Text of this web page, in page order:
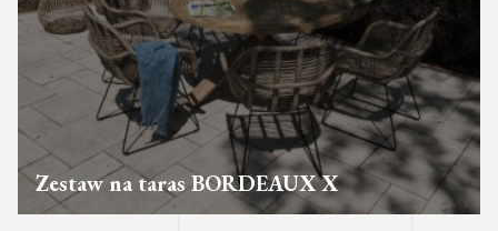
Zestaw na taras BORDEAUX X